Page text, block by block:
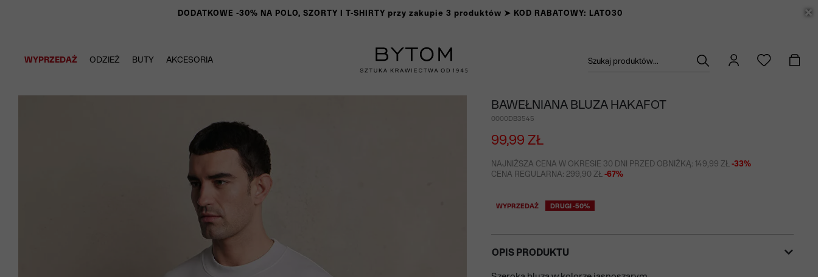
DODATKOWE -30% NA POLO, SZORTY I T-SHIRTY przy zakupie 3 produktów ➤ KOD RABATOWY: LATO30
WYPRZEDAŻ ODZIEŻ BUTY AKCESORIA Szukaj produktów...
BAWEŁNIANA BLUZA HAKAFOT
0000DB3545
99,99 ZŁ
NAJNIŻSZA CENA W OKRESIE 30 DNI PRZED OBNIŻKĄ: 149,99 ZŁ -33%
CENA REGULARNA: 299,90 ZŁ -67%
WYPRZEDAŻ DRUGI -50%
OPIS PRODUKTU